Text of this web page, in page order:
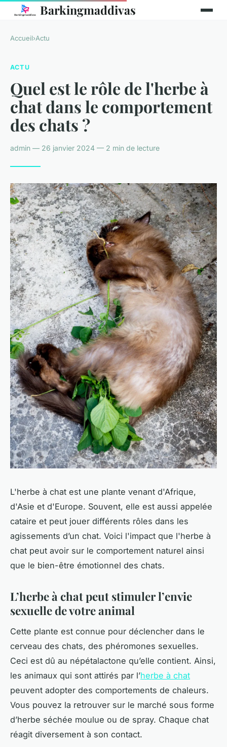
Barkingmaddivas
Accueil›Actu
ACTU
Quel est le rôle de l'herbe à
chat dans le comportement
des chats ?
admin — 26 janvier 2024 — 2 min de lecture
L'herbe à chat est une plante venant d'Afrique,
d'Asie et d'Europe. Souvent, elle est aussi appelée
cataire et peut jouer différents rôles dans les
agissements d’un chat. Voici l'impact que l'herbe à
chat peut avoir sur le comportement naturel ainsi
que le bien-être émotionnel des chats.
L’herbe à chat peut stimuler l’envie
sexuelle de votre animal
Cette plante est connue pour déclencher dans le
cerveau des chats, des phéromones sexuelles.
Ceci est dû au népétalactone qu’elle contient. Ainsi,
les animaux qui sont attirés par l’herbe à chat
peuvent adopter des comportements de chaleurs.
Vous pouvez la retrouver sur le marché sous forme
d’herbe séchée moulue ou de spray. Chaque chat
réagit diversement à son contact.